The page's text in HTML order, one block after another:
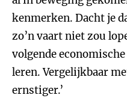
kenmerken. Dacht je
zo’n vaart niet zou
volgende
leren. Vergelijkbaar
ernstiger.’